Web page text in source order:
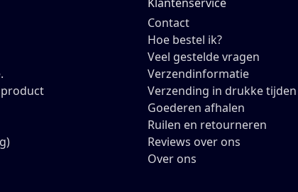
Contact
Hoe bestel ik?
Veel gestelde vragen
Verzendinformatie
Verzending in drukke tijden
Goederen afhalen
Ruilen en retourneren
Reviews over ons
Over ons